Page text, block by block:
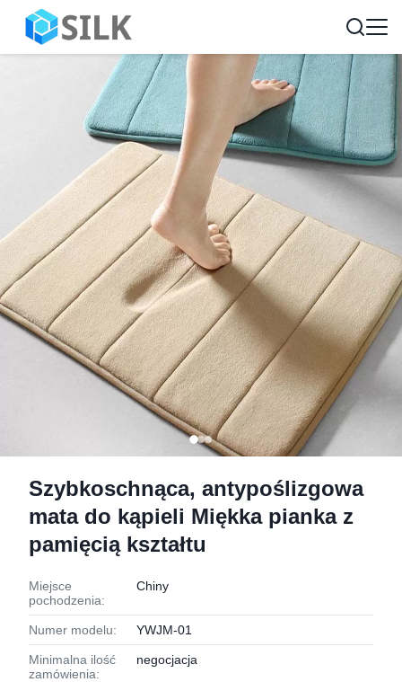
Szybkoschnąca, antypoślizgowa
mata do kąpieli Miękka pianka z
pamięcią kształtu
Miejsce
pochodzenia:
Chiny
Numer modelu: YWJM-01
Minimalna ilość
zamówienia:
negocjacja